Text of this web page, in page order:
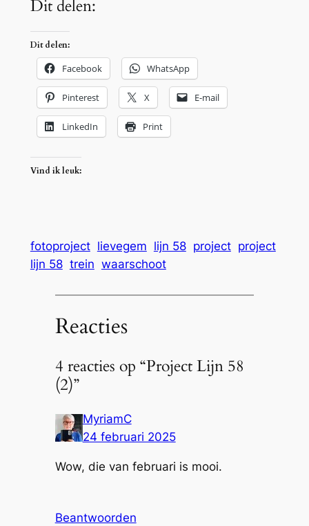
Dit delen:
Dit delen:
Facebook WhatsApp
Pinterest X E-mail
LinkedIn Print
Vind ik leuk:
fotoproject lievegem lijn 58 project project
lijn 58 trein waarschoot
Reacties
4 reacties op “Project Lijn 58
(2)”
MyriamC
24 februari 2025
Wow, die van februari is mooi.
Beantwoorden